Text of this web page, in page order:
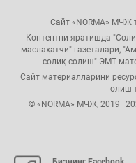
Сайт «NORMA» МЧЖ
Контентни яратишда
маслаҳатчи" газеталари,
солиқ солиш" ЭМТ
Сайт материалларини
олиш
© «NORMA» МЧЖ,